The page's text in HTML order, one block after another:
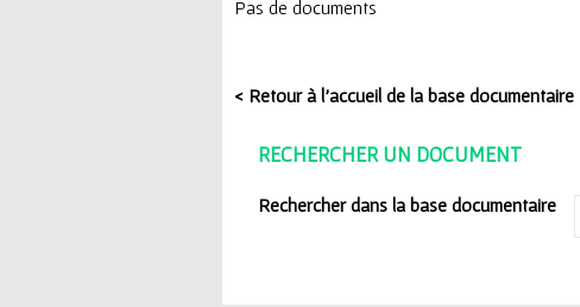
Pas de documents
< Retour à l'accueil de la base documentaire
RECHERCHER UN DOCUMENT
Rechercher dans la base documentaire